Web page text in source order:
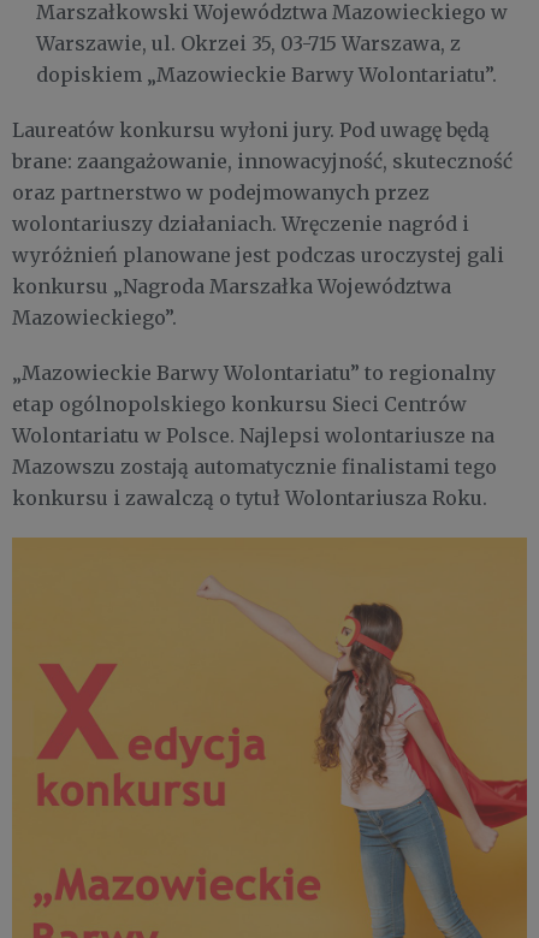
Marszałkowski Województwa Mazowieckiego w
Warszawie, ul. Okrzei 35, 03-715 Warszawa, z
dopiskiem „Mazowieckie Barwy Wolontariatu”.
Laureatów konkursu wyłoni jury. Pod uwagę będą
brane: zaangażowanie, innowacyjność, skuteczność
oraz partnerstwo w podejmowanych przez
wolontariuszy działaniach. Wręczenie nagród i
wyróżnień planowane jest podczas uroczystej gali
konkursu „Nagroda Marszałka Województwa
Mazowieckiego”.
„Mazowieckie Barwy Wolontariatu” to regionalny
etap ogólnopolskiego konkursu Sieci Centrów
Wolontariatu w Polsce. Najlepsi wolontariusze na
Mazowszu zostają automatycznie finalistami tego
konkursu i zawalczą o tytuł Wolontariusza Roku.